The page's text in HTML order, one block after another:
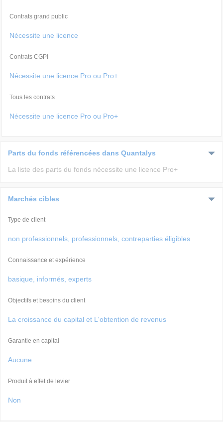
Contrats grand public
Nécessite une licence
Contrats CGPI
Nécessite une licence Pro ou Pro+
Tous les contrats
Nécessite une licence Pro ou Pro+
Parts du fonds référencées dans Quantalys
La liste des parts du fonds nécessite une licence Pro+
Marchés cibles
Type de client
non professionnels, professionnels, contreparties éligibles
Connaissance et expérience
basique, informés, experts
Objectifs et besoins du client
La croissance du capital et L'obtention de revenus
Garantie en capital
Aucune
Produit à effet de levier
Non